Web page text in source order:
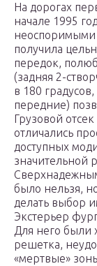
На дорогах
начале 1995
неоспоримыми
получила
передок,
(задняя 2-
в 180
передние)
Грузовой
отличались
доступных
значительной
было нельзя,
делать выбор
Экстерьер
Для него были
решетка,
«мертвые»